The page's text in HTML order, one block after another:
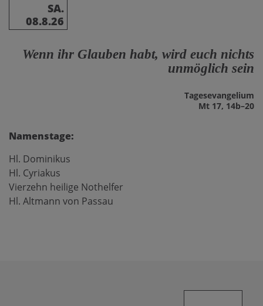
SA.
08.8.26
Wenn ihr Glauben habt, wird euch nichts
unmöglich sein
Tages­evangelium
Mt 17, 14b–20
Namenstage:
Hl. Dominikus
Hl. Cyriakus
Vierzehn heilige Nothelfer
Hl. Altmann von Passau